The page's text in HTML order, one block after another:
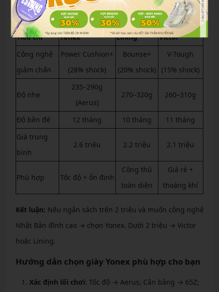
So sánh giày Yonex với Lining và Victor
Tiêu chí Yonex Lining
Victor
Công nghệ
giảm chấn
Power Cushion+
(28% shock)
Bounse+
(20% shock)
V-Tough
(15% shock)
Độ nhẹ
235–290g
(Aerus)
270–320g 260–310g
Độ bền đế 12 tháng 10 tháng
11 tháng
Giá trung
bình
2.6 triệu 2.2 triệu 2.1 triệu
Phù hợp Tốc độ + ổn định
Công thủ
toàn diện
Giá rẻ +
thoáng khí
Kết luận: Nếu ngân sách trên 2 triệu và muốn công nghệ
Nhật Bản đỉnh cao → chọn Yonex. Dưới 2 triệu → Victor
hoặc Lining.
Hướng dẫn chọn giày Yonex phù hợp cho bạn
Xác định lối chơi: Tốc độ → Aerus; Cân bằng → 65Z;